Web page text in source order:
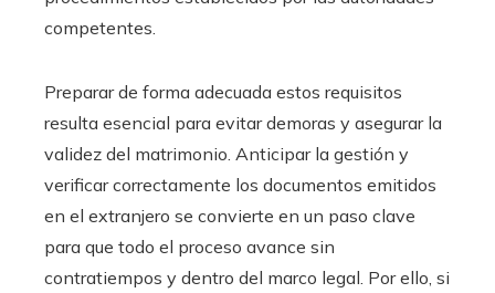
competentes.
Preparar de forma adecuada estos requisitos
resulta esencial para evitar demoras y asegurar la
validez del matrimonio. Anticipar la gestión y
verificar correctamente los documentos emitidos
en el extranjero se convierte en un paso clave
para que todo el proceso avance sin
contratiempos y dentro del marco legal. Por ello, si